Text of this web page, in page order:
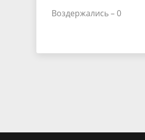
Воздержались – 0